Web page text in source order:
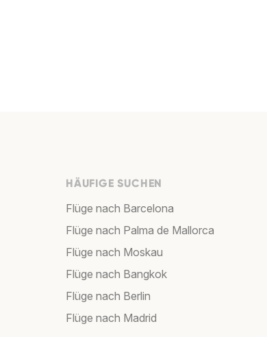
HÄUFIGE SUCHEN
Flüge nach Barcelona
Flüge nach Palma de Mallorca
Flüge nach Moskau
Flüge nach Bangkok
Flüge nach Berlin
Flüge nach Madrid